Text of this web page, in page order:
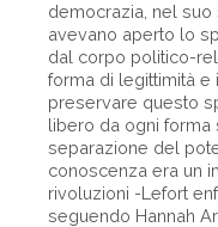
democrazia, nel
avevano aperto lo
dal corpo politico-
forma di legittimità e
preservare questo
libero da ogni forma
separazione del
conoscenza era un
rivoluzioni -Lefort
seguendo Hannah